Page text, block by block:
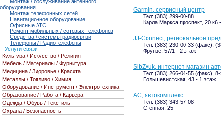
Garmin, сервисный центр
Тел: (383) 299-00-88
Карла Маркса проспект, 20 к6
JJ-Connect, региональное
Тел: (383) 230-00-33 (факс),
Фрунзе, 57/1 - 2 этаж
SibZvuk, интернет-магазин
Тел: (383) 266-04-55 (факс),
Большевистская, 43 - 1 этаж
АС, автокомплекс
Тел: (383) 343-57-08
Степная, 25
Монтаж / обслуживание антенного
оборудования
Монтаж телефонных сетей
Навигационное оборудование
Офисные АТС
Ремонт мобильных / сотовых телефонов
Средства / системы радиосвязи
Телефоны / Радиотелефоны
Услуги связи
Культура / Искусство / Религия
Мебель / Материалы / Фурнитура
Медицина / Здоровье / Красота
Металлы / Топливо / Химия
Оборудование / Инструмент / Электротехника
Образование / Работа / Карьера
Одежда / Обувь / Текстиль
Охрана / Безопасность